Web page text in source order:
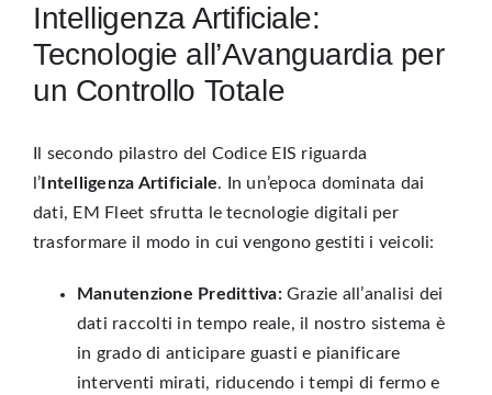
Intelligenza Artificiale:
Tecnologie all’Avanguardia per
un Controllo Totale
Il secondo pilastro del Codice EIS riguarda
l’ Intelligenza Artificiale. In un’epoca dominata dai
dati, EM Fleet sfrutta le tecnologie digitali per
trasformare il modo in cui vengono gestiti i veicoli:
Manutenzione Predittiva:Grazie all’analisi dei
dati raccolti in tempo reale, il nostro sistema è
in grado di anticipare guasti e pianificare
interventi mirati, riducendo i tempi di fermo e